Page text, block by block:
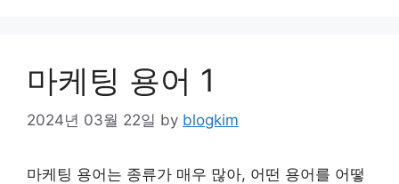
마케팅 용어 1
2024년 03월 22일 by blogkim
마케팅 용어는 종류가 매우 많아, 어떤 용어를 어떻